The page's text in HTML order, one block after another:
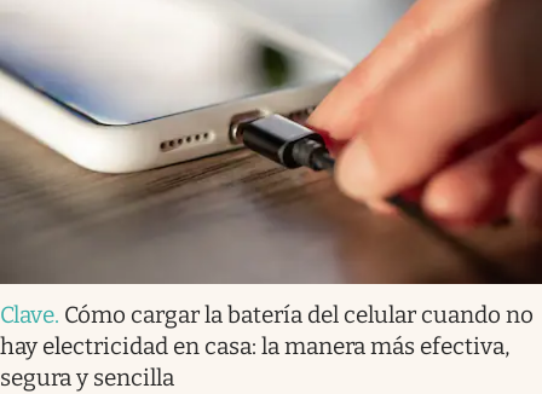
Clave. Cómo cargar la batería del celular cuando no
hay electricidad en casa: la manera más efectiva,
segura y sencilla